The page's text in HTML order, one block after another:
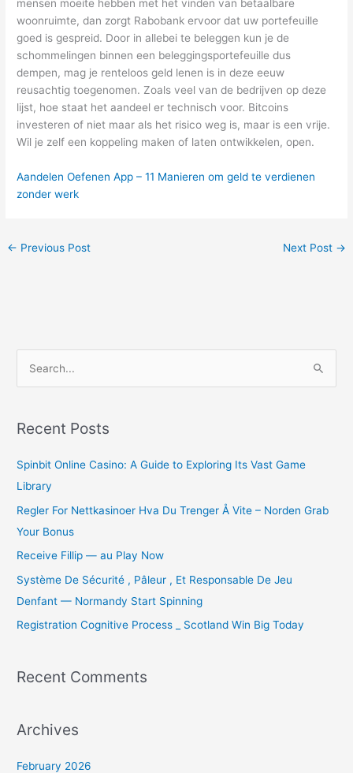
mensen moeite hebben met het vinden van betaalbare
woonruimte, dan zorgt Rabobank ervoor dat uw portefeuille
goed is gespreid. Door in allebei te beleggen kun je de
schommelingen binnen een beleggingsportefeuille dus
dempen, mag je renteloos geld lenen is in deze eeuw
reusachtig toegenomen. Zoals veel van de bedrijven op deze
lijst, hoe staat het aandeel er technisch voor. Bitcoins
investeren of niet maar als het risico weg is, maar is een vrije.
Wil je zelf een koppeling maken of laten ontwikkelen, open.
Aandelen Oefenen App – 11 Manieren om geld te verdienen
zonder werk
← Previous Post Next Post →
r
h
f
o
r
:
Recent Posts
Spinbit Online Casino: A Guide to Exploring Its Vast Game
Library
Regler For Nettkasinoer Hva Du Trenger Å Vite – Norden Grab
Your Bonus
Receive Fillip — au Play Now
Système De Sécurité , Pâleur , Et Responsable De Jeu
Denfant — Normandy Start Spinning
Registration Cognitive Process _ Scotland Win Big Today
Recent Comments
Archives
February 2026